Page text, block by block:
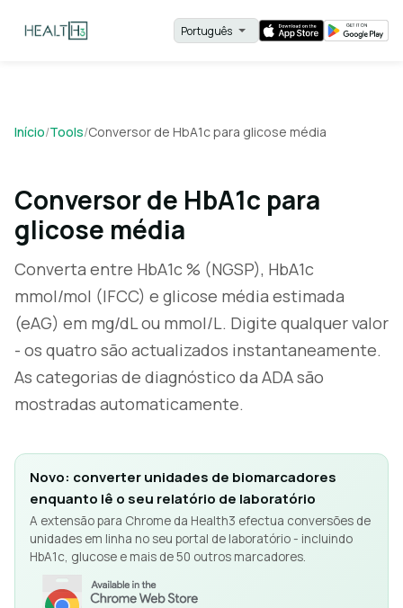
Início/Tools/Conversor de HbA1c para glicose média
Conversor de HbA1c para
glicose média
Converta entre HbA1c % (NGSP), HbA1c
mmol/mol (IFCC) e glicose média estimada
(eAG) em mg/dL ou mmol/L. Digite qualquer valor
- os quatro são actualizados instantaneamente.
As categorias de diagnóstico da ADA são
mostradas automaticamente.
Novo: converter unidades de biomarcadores
enquanto lê o seu relatório de laboratório
A extensão para Chrome da Health3 efectua conversões de
unidades em linha no seu portal de laboratório - incluindo
HbA1c, glucose e mais de 50 outros marcadores.